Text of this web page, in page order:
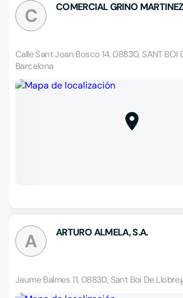
C COMERCIAL GRINO
Calle Sant Joan Bosco 14, 08830, SANT BOI
Barcelona
A ARTURO ALMELA, S.A.
Jaume Balmes 11, 08830, Sant Boi De